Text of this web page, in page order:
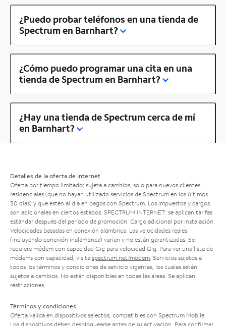
¿Puedo probar teléfonos en una tienda de
Spectrum en Barnhart?
¿Cómo puedo programar una cita en una
tienda de Spectrum en Barnhart?
¿Hay una tienda de Spectrum cerca de mí
en Barnhart?
Detalles de la oferta de Internet
Oferta por tiempo limitado; sujeta a cambios; solo para nuevos clientes
residenciales (que no hayan utilizado servicios de Spectrum en los últimos
30 días) y que estén al día en pagos con Spectrum. Los impuestos y cargos
son adicionales en ciertos estados. SPECTRUM INTERNET: se aplican tarifas
estándar después del período de promoción. Cargo adicional por instalación.
Velocidades basadas en conexión alámbrica. Las velocidades reales
(incluyendo conexión inalámbrica) varían y no están garantizadas. Se
requiere módem con capacidad Gig para velocidad Gig. Para ver una lista de
módems con capacidad, visita spectrum.net/modem . Servicios sujetos a
todos los términos y condiciones de servicio vigentes, los cuales están
sujetos a cambios. No están disponibles en todas las áreas. Se aplican
restricciones.
Términos y condiciones
Oferta válida en dispositivos selectos, compatibles con Spectrum Mobile.
Los dispositivos deben desbloquearse antes de su activación. Para confirmar